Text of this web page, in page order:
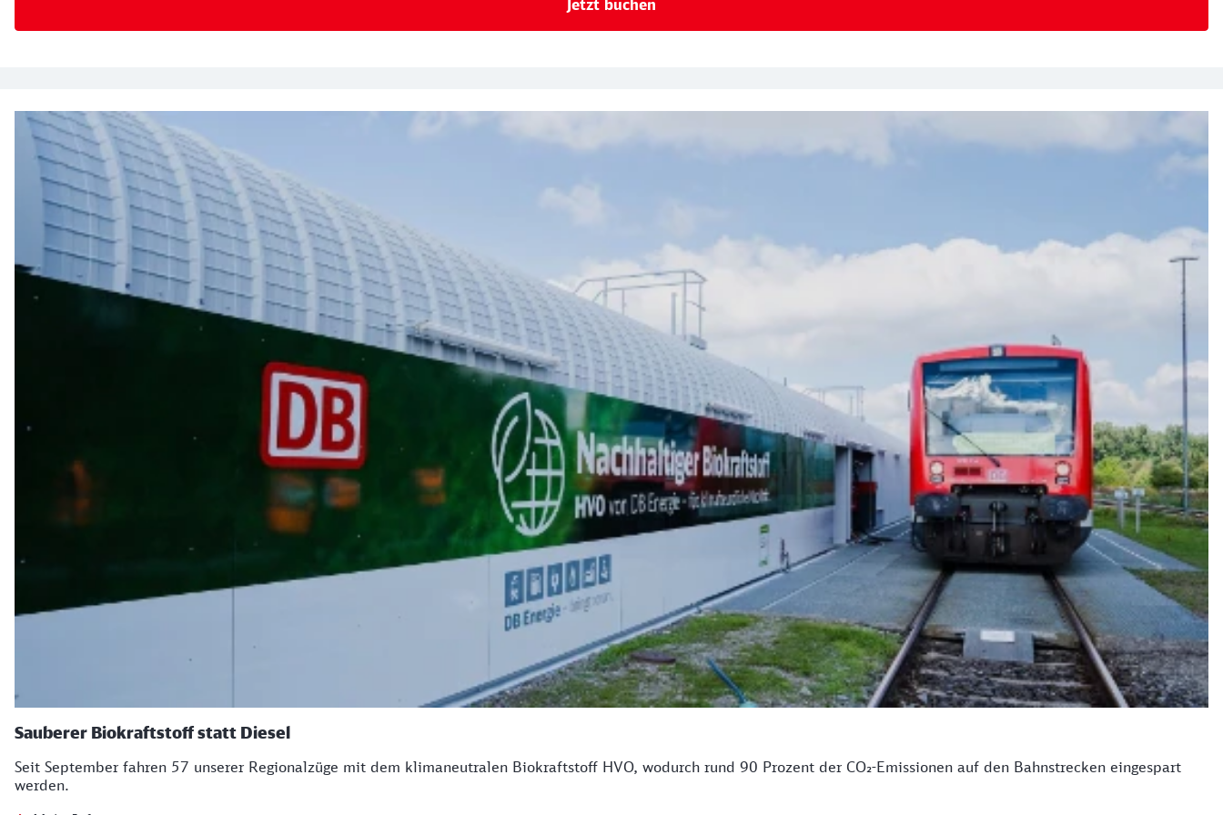
Jetzt buchen
Sauberer Biokraftstoff statt Diesel
Seit September fahren 57 unserer Regionalzüge mit dem klimaneutralen Biokraftstoff HVO, wodurch rund 90 Prozent der CO₂-Emissionen auf den Bahnstrecken eingespart
werden.